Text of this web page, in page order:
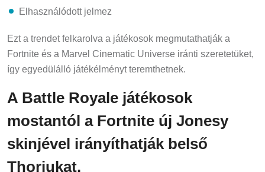
Elhasználódott jelmez
Ezt a trendet felkarolva a játékosok megmutathatják a
Fortnite és a Marvel Cinematic Universe iránti szeretetüket,
így egyedülálló játékélményt teremthetnek.
A Battle Royale játékosok
mostantól a Fortnite új Jonesy
skinjével irányíthatják belső
Thorjukat.